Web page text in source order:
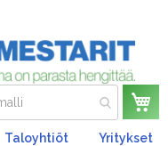
Taloyhtiöt
Yritykset